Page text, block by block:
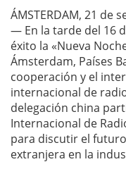
ÁMSTERDAM, 21 de
— En la tarde del 16
éxito la «Nueva
Ámsterdam, Países
cooperación y el
internacional de
delegación china
Internacional de
para discutir el
extranjera en la